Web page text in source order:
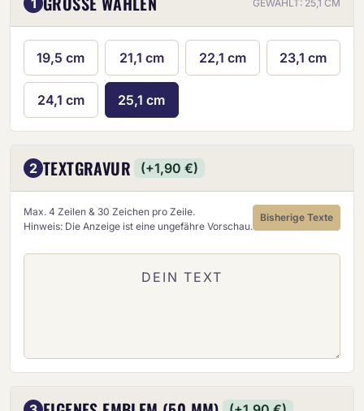
1 GEWÄHLT: 25,1 CM
19,5 cm 21,1 cm 22,1 cm 23,1 cm
24,1 cm 25,1 cm
2 TEXTGRAVUR (+1,90 €)
Max. 4 Zeilen & 30 Zeichen pro Zeile.
Hinweis: Die Anzeige ist eine ungefähre Vorschau.
Bisherige Texte